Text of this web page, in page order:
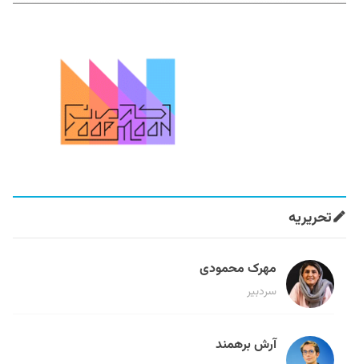
تحریریه
مهرک محمودی
سردبیر
آرش برهمند